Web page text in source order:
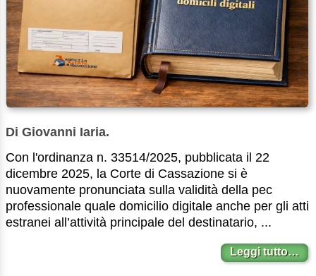
Di Giovanni Iaria.
Con l'ordinanza n. 33514/2025, pubblicata il 22
dicembre 2025, la Corte di Cassazione si è
nuovamente pronunciata sulla validità della pec
professionale quale domicilio digitale anche per gli atti
estranei all’attività principale del destinatario, ...
Leggi tutto…